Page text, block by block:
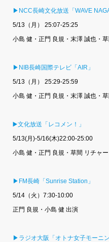
▶NCC長崎文化放送「WAVE
5/13（月） 25:07-25:25
小島 健・正門 良規・末澤 誠也・
▶NIB長崎国際テレビ「AIR」
5/13（月） 25:29-25:59
小島 健・正門 良規・末澤 誠也・
▶️文化放送「レコメン！」
5/13(月)-5/16(木)22:00-25:00
小島 健・正門 良規・草間 リチャ
▶FM長崎「Sunrise Station」
5/14（火）7:30-10:00
正門 良規・小島 健 出演
▶ラジオ大阪「オトナ女子モーニ